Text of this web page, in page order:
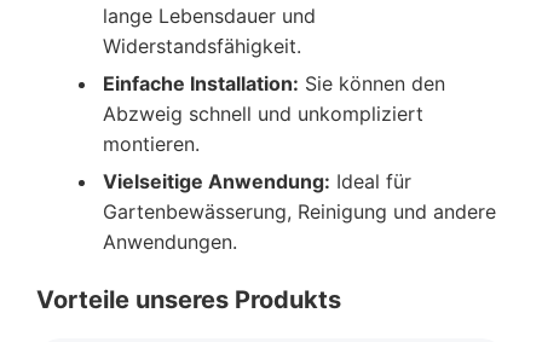
lange Lebensdauer und
Widerstandsfähigkeit.
Einfache Installation: Sie können den
Abzweig schnell und unkompliziert
montieren.
Vielseitige Anwendung: Ideal für
Gartenbewässerung, Reinigung und andere
Anwendungen.
Vorteile unseres Produkts